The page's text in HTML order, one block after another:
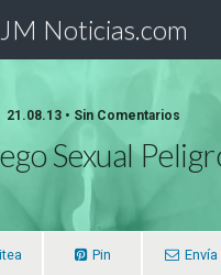
JM Noticias.com
21.08.13 • Sin Comentarios
Sexual
Pin Envía